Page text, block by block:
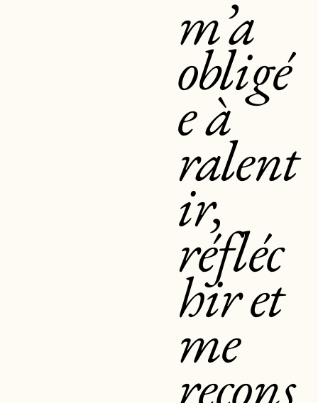
m’a
obligé
e à
ralent
ir,
réfléc
hir et
me
recons